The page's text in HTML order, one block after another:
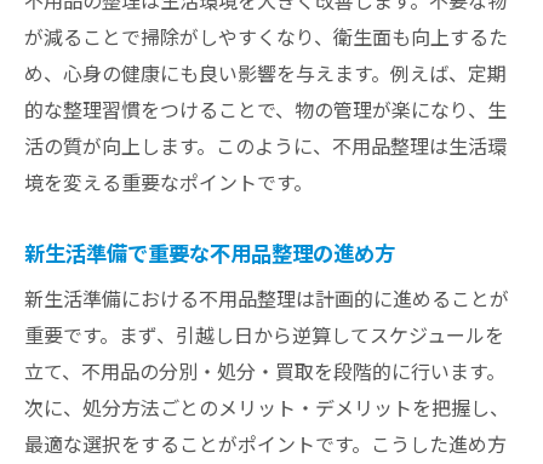
が減ることで掃除がしやすくなり、衛生面も向上するた
め、心身の健康にも良い影響を与えます。例えば、定期
的な整理習慣をつけることで、物の管理が楽になり、生
活の質が向上します。このように、不用品整理は生活環
境を変える重要なポイントです。
新生活準備で重要な不用品整理の進め方
新生活準備における不用品整理は計画的に進めることが
重要です。まず、引越し日から逆算してスケジュールを
立て、不用品の分別・処分・買取を段階的に行います。
次に、処分方法ごとのメリット・デメリットを把握し、
最適な選択をすることがポイントです。こうした進め方